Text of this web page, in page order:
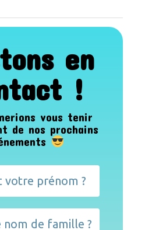
en
!
vous tenir
de nos prochains